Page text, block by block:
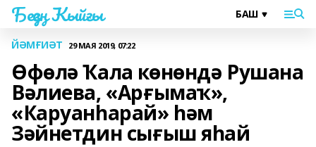
Беҙҙең Ҡыйғы
ЙӘМҒИӘТ 29 МАЯ 2019, 07:22
Өфөлә Ҡала көнөндә Рушана
Вәлиева, «Арғымаҡ»,
«Каруанһарай» һәм
Зәйнетдин сығыш яһай